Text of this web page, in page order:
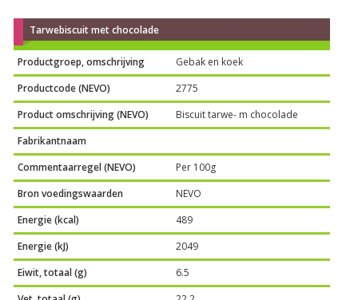
Tarwebiscuit met chocolade
Productgroep, omschrijving
Gebak en koek
Productcode (NEVO)
2775
Product omschrijving (NEVO)
Biscuit tarwe- m chocolade
Fabrikantnaam
Commentaarregel (NEVO)
Per 100g
Bron voedingswaarden
NEVO
Energie (kcal)
489
Energie (kJ)
2049
Eiwit, totaal (g)
6.5